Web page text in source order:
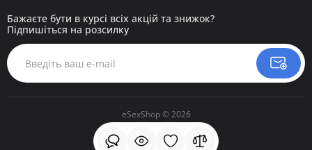
Бажаєте бути в курсі всіх акцій та знижок?
Підпишіться на розсилку
eSexShop © 2026